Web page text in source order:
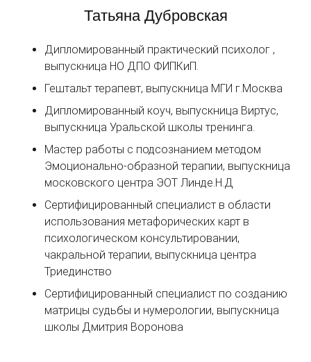
Татьяна Дубровская
Дипломированный практический психолог ,
выпускница НО ДПО ФИПКиП.
Гештальт терапевт, выпускница МГИ г.Москва
Дипломированный коуч, выпускница Виртус,
выпускница Уральской школы тренинга.
Мастер работы с подсознанием методом
Эмоционально-образной терапии, выпускница
московского центра ЭОТ Линде.Н.Д
Сертифицированный специалист в области
использования метафорических карт в
психологическом консультировании,
чакральной терапии, выпускница центра
Триединство
Сертифицированный специалист по созданию
матрицы судьбы и нумерологии, выпускница
школы Дмитрия Воронова